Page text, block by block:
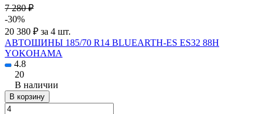
7 280 ₽
-30%
20 380 ₽ за 4 шт.
АВТОШИНЫ 185/70 R14 BLUEARTH-ES ES32 88H
YOKOHAMA
4.8
20
В наличии
В корзину